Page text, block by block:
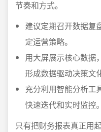
节奏和方式。
建议定期召开数据复
定运营策略。
用大屏展示核心数据
形成数据驱动决策文
充分利用智能分析工
快速迭代和实时监控。
只有把财务报表真正用